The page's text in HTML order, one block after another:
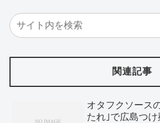
関連記事
オタフクソース
たれ｣で広島つ